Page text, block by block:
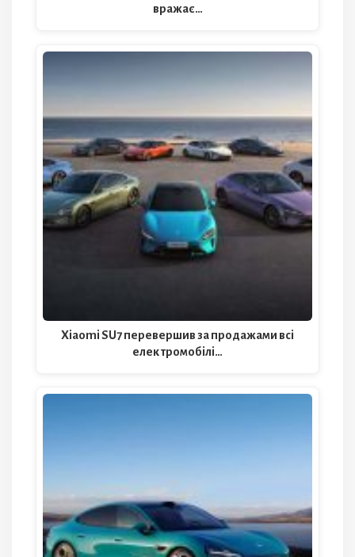
вражає…
Xiaomi SU7 перевершив за продажами всі
електромобілі…